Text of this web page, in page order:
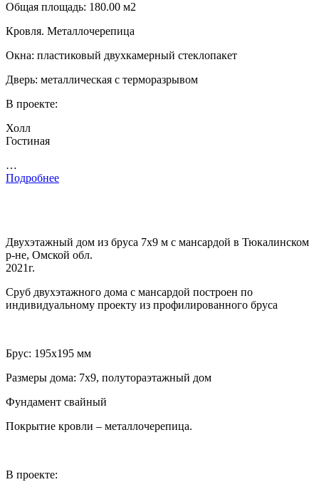
Общая площадь: 180.00 м2
Кровля. Металлочерепица
Окна: пластиковый двухкамерный стеклопакет
Дверь: металлическая с терморазрывом
В проекте:
Холл
Гостиная
…
Подробнее
Двухэтажный дом из бруса 7х9 м с мансардой в Тюкалинском
р-не, Омской обл.
2021г.
Сруб двухэтажного дома с мансардой построен по
индивидуальному проекту из профилированного бруса
Брус: 195х195 мм
Размеры дома: 7х9, полутораэтажный дом
Фундамент свайный
Покрытие кровли – металлочерепица.
В проекте: